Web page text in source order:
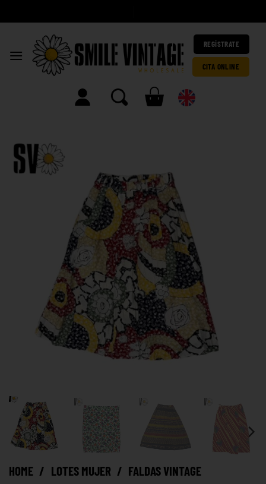
REGÍSTRATE
CITA ONLINE
HOME / LOTES MUJER / FALDAS VINTAGE